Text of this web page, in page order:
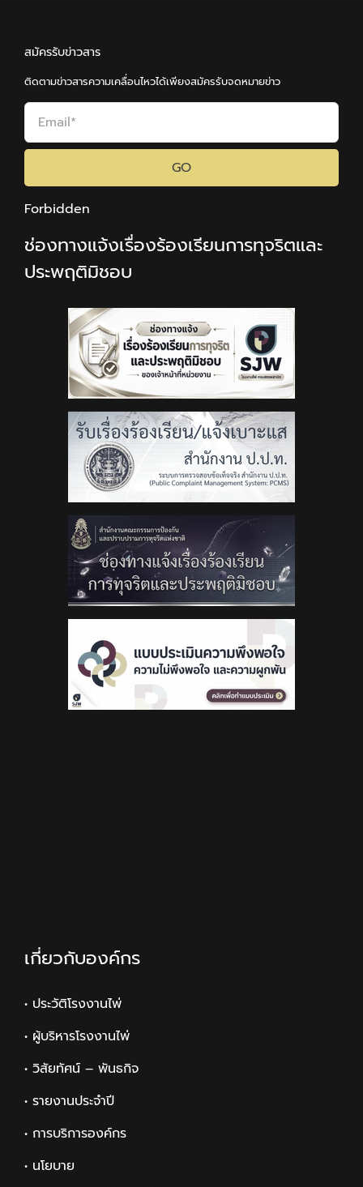
สมัครรับข่าวสาร
ติดตามข่าวสารความเคลื่อนไหวได้เพียงสมัครรับจดหมายข่าว
GO
Forbidden
ช่องทางแจ้งเรื่องร้องเรียนการทุจริตและ
ประพฤติมิชอบ
เกี่ยวกับองค์กร
• ประวัติโรงงานไพ่
• ผู้บริหารโรงงานไพ่
• วิสัยทัศน์ – พันธกิจ
• รายงานประจำปี
• การบริการองค์กร
• นโยบาย